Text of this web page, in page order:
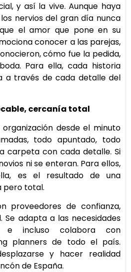
y así la vive. Aunque haya
nervios del gran día nunca
el amor que pone en su
conocer a las parejas,
cómo fue la pedida,
Para ella, cada historia
a través de cada detalle del
cercanía total
desde el minuto
todo apuntado, todo
carpeta con cada detalle. Si
ni se enteran. Para ellos,
es el resultado de una
pero total.
proveedores de confianza,
Se adapta a las necesidades
incluso colabora con
planners de todo el país.
y hacer realidad
de España.